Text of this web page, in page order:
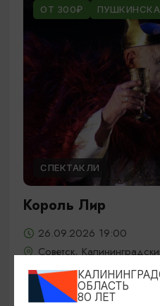
ОТ 300₽
СПЕКТАКЛИ
Король Лир
26.09.2026 19:00
Советск,
зрителя «Молодежный»
ОБЛАСТЬ
80 ЛЕТ